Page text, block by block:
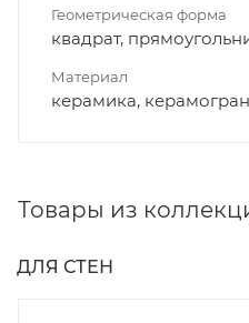
Геометрическая форма
квадрат,
Материал
керамика,
Товары из
ДЛЯ СТЕН